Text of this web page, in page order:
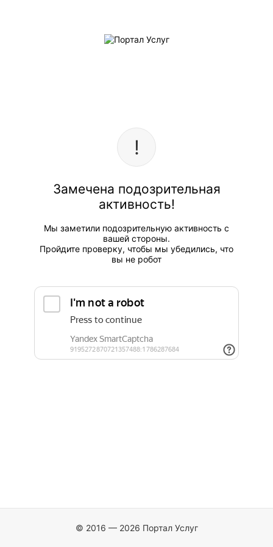
Замечена подозрительная
активность!
Мы заметили подозрительную активность с
вашей стороны.
Пройдите проверку, чтобы мы убедились, что
вы не робот
© 2016 — 2026 Портал Услуг